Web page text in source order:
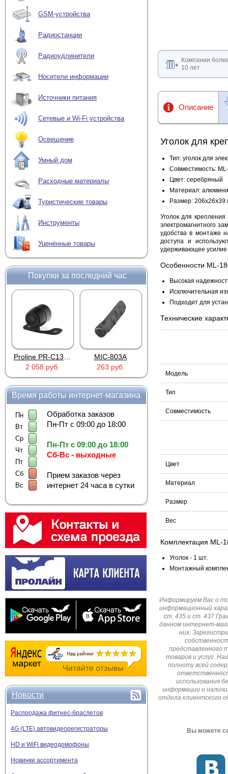
GSM-устройства
Радиостанции
Радиоудлинители
Носители информации
Источники питания
Сетевые и Wi-Fi устройства
Освещение
Умный дом
Расходные материалы
Туристические товары
Инструменты
Уценённые товары
Покупки за последний час
2 058 руб.
MIC-803A
263 руб.
386 руб.
Время работы интернет-магазина
Пн
Вт
Ср
Чт
Пт
Сб
Вс
Обработка заказов
Пн-Пт с 09:00 до 18:00
Пн-Пт с 09:00 до 18:00
Сб-Вс - выходные
Прием заказов через
интернет 24 часа в сутки
Новости
Распродажа фитнес-браслетов
4G (LTE) автовидеорегистраторы
HD и WiFi видеодомофоны
Новинки ассортимента
Компании
10 лет
Описание
Уголок для
Тип: уголок для
Совместимость:
Цвет: серебряный
Материал:
Размер: 206х26х39
Уголок для
электромагнитного
удобства в монтаже
доступа и
удерживающее усилие
Особенности ML-
Высокая
Исключительная
Подходит для
Технические
Модель
Тип
Совместимость
Цвет
Материал
Размер
Вес
Комплектация ML-
Уголок - 1 шт.
Монтажный
Информируем Вас о
информационный
ст. 435 и ст. 437
данном интернет-
них.
представленного
товаров и услуг.
полноту всей
использования
информации о
отдела клиентского
Вы можете